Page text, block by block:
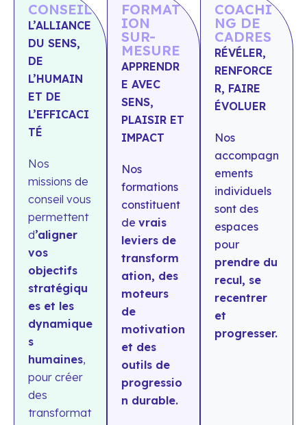
CONSEIL
L’ALLIANCE
DU SENS,
DE
L’HUMAIN
ET DE
L’EFFICACI
TÉ
Nos
missions de
conseil vous
permettent
d’aligner
vos
objectifs
stratégiqu
es et les
dynamique
s
humaines,
pour créer
des
transformat
FORMAT
ION
SUR-
MESURE
APPRENDR
E AVEC
SENS,
PLAISIR ET
IMPACT
Nos
formations
constituent
de vrais
leviers de
transform
ation, des
moteurs
de
motivation
et des
outils de
progressio
n durable.
COACHI
NG DE
CADRES
RÉVÉLER,
RENFORCE
R, FAIRE
ÉVOLUER
Nos
accompagn
ements
individuels
sont des
espaces
pour
prendre du
recul, se
recentrer
et
progresser.